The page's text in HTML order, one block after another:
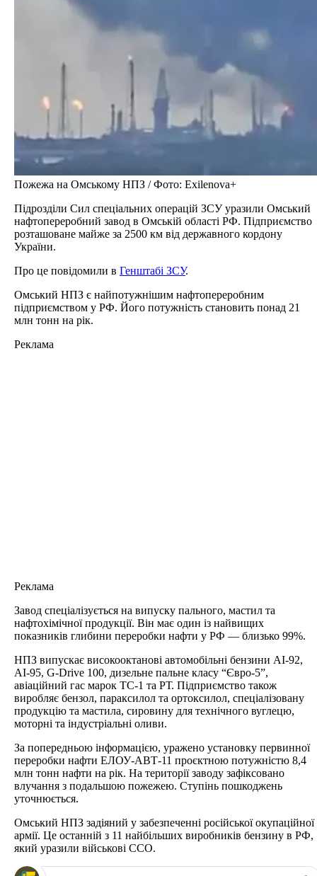
Пожежа на Омському НПЗ / Фото: Exilenova+
Підрозділи Сил спеціальних операцій ЗСУ уразили Омський
нафтопереробний завод в Омській області РФ. Підприємство
розташоване майже за 2500 км від державного кордону
України.
Про це повідомили в Генштабі ЗСУ.
Омський НПЗ є найпотужнішим нафтопереробним
підприємством у РФ. Його потужність становить понад 21
млн тонн на рік.
Реклама
Реклама
Завод спеціалізується на випуску пального, мастил та
нафтохімічної продукції. Він має один із найвищих
показників глибини переробки нафти у РФ — близько 99%.
НПЗ випускає високооктанові автомобільні бензини АІ-92,
АІ-95, G-Drive 100, дизельне пальне класу “Євро-5”,
авіаційний гас марок ТС-1 та РТ. Підприємство також
виробляє бензол, параксилол та ортоксилол, спеціалізовану
продукцію та мастила, сировину для технічного вуглецю,
моторні та індустріальні оливи.
За попередньою інформацією, уражено установку первинної
переробки нафти ЕЛОУ-АВТ-11 проєктною потужністю 8,4
млн тонн нафти на рік. На території заводу зафіксовано
влучання з подальшою пожежею. Ступінь пошкоджень
уточнюється.
Омський НПЗ задіяний у забезпеченні російської окупаційної
армії. Це останній з 11 найбільших виробників бензину в РФ,
який уразили військові ССО.